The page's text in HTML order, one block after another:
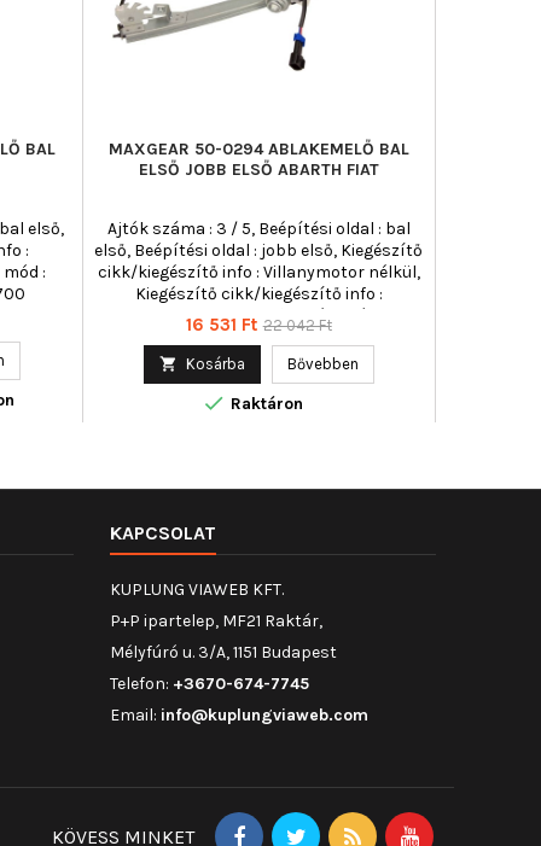
BAL
első,
:
:
MAXGEAR 50-0294 ABLAKEMELŐ BAL
ELSŐ JOBB ELSŐ ABARTH FIAT
Ajtók száma : 3 / 5, Beépítési oldal : bal
első, Beépítési oldal : jobb első, Kiegészítő
cikk/kiegészítő info : Villanymotor nélkül,
Kiegészítő cikk/kiegészítő info :
Villanymotorral, Működési mód :
elektromos, Páros cikkszám :
350103104200
Ár
16 531 Ft Normál
22 042 Ft
 Kosárba Bővebben
 Raktáron
KAPCSOLAT
KUPLUNG VIAWEB KFT.
P+P ipartelep, MF21 Raktár,
Mélyfúró u. 3/A, 1151 Budapest
Telefon: +3670-674-7745
Email: info@kuplungviaweb.com
KÖVESS MINKET